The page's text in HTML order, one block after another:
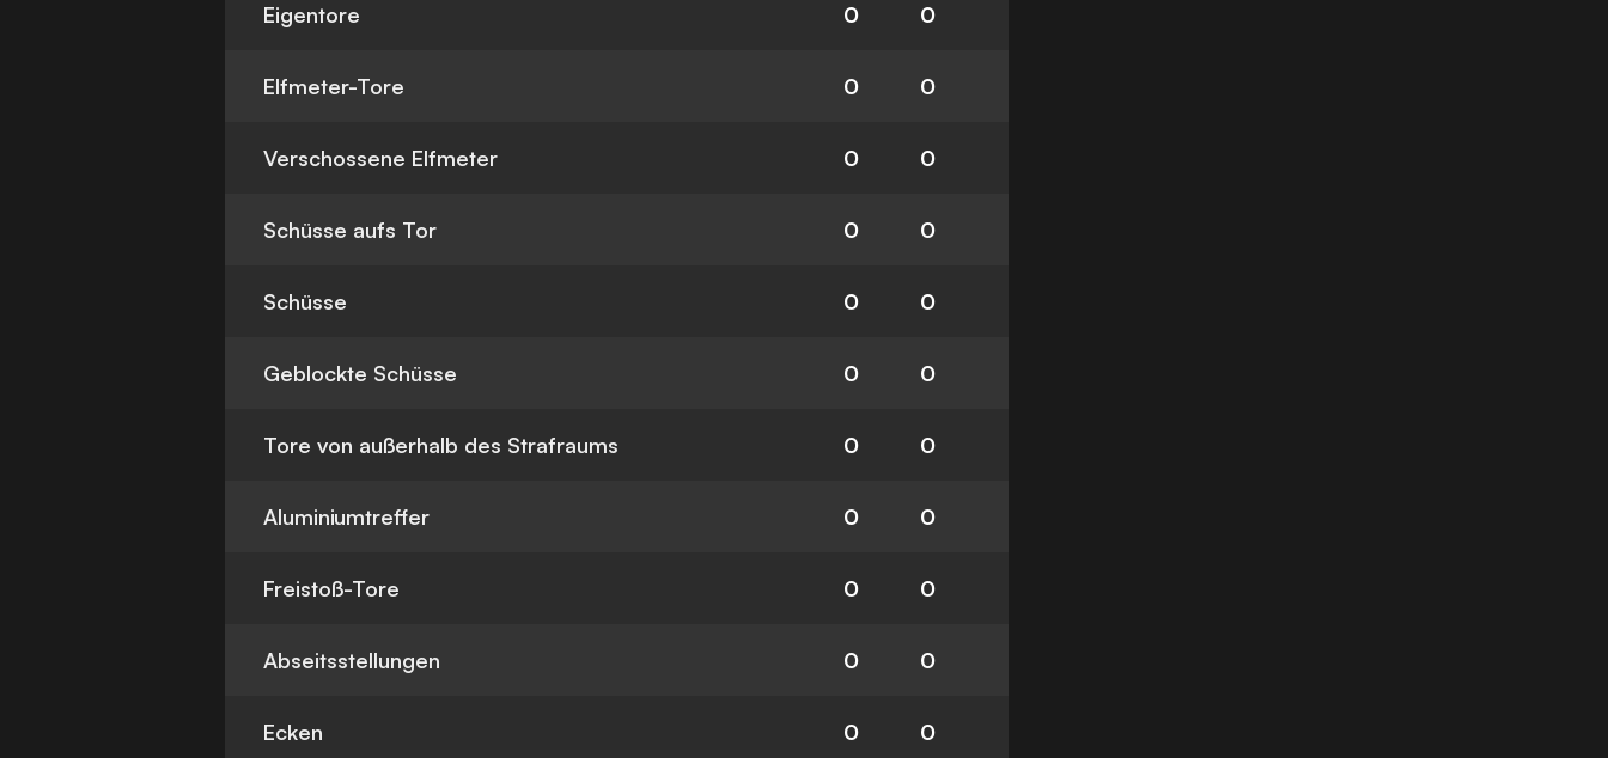
Eigentore 0 0
Elfmeter-Tore 0 0
Verschossene Elfmeter 0 0
Schüsse aufs Tor 0 0
Schüsse 0 0
Geblockte Schüsse 0 0
Tore von außerhalb des Strafraums 0 0
Aluminiumtreffer 0 0
Freistoß-Tore 0 0
Abseitsstellungen 0 0
Ecken 0 0